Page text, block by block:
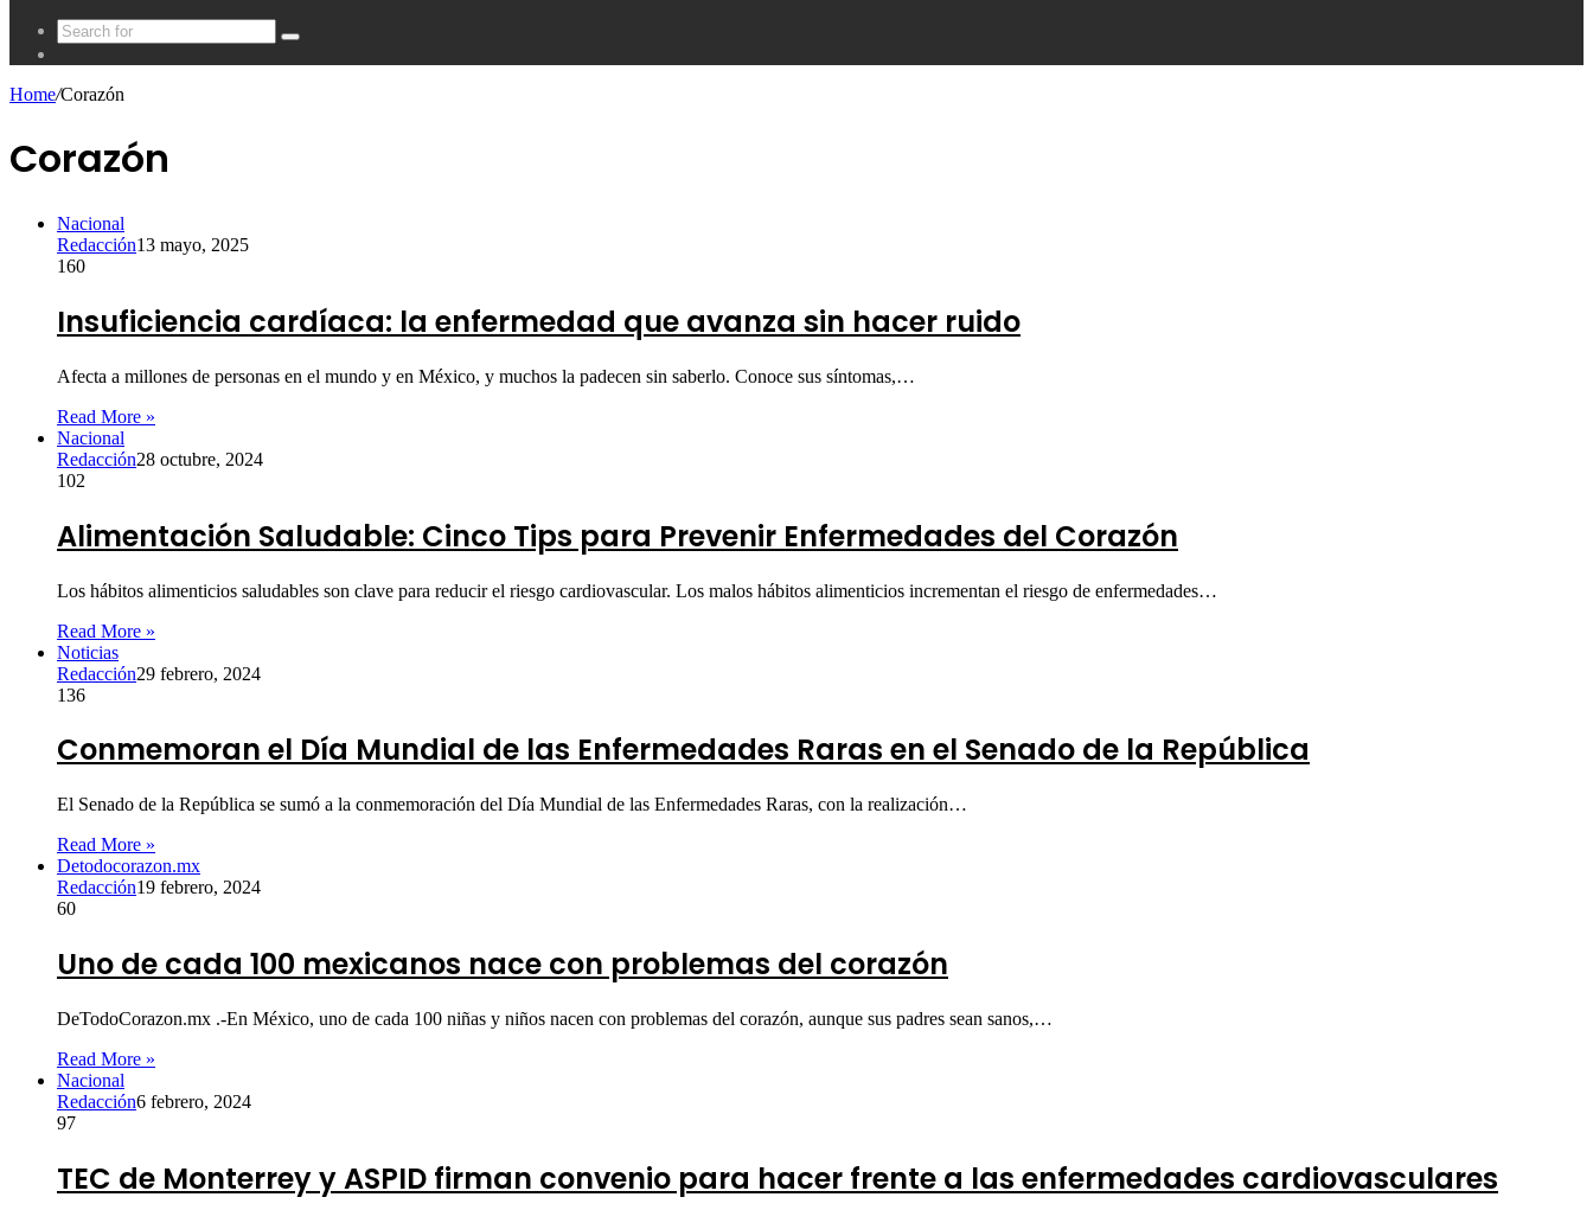
Search
for
Home/Corazón
Corazón
Nacional
Redacción13 mayo, 2025
160
Insuficiencia cardíaca: la enfermedad que avanza sin hacer ruido
Afecta a millones de personas en el mundo y en México, y muchos la padecen sin saberlo. Conoce sus síntomas,…
Read More »
Nacional
Redacción28 octubre, 2024
102
Alimentación Saludable: Cinco Tips para Prevenir Enfermedades del Corazón
Los hábitos alimenticios saludables son clave para reducir el riesgo cardiovascular. Los malos hábitos alimenticios incrementan el riesgo de enfermedades…
Read More »
Noticias
Redacción29 febrero, 2024
136
Conmemoran el Día Mundial de las Enfermedades Raras en el Senado de la República
El Senado de la República se sumó a la conmemoración del Día Mundial de las Enfermedades Raras, con la realización…
Read More »
Detodocorazon.mx
Redacción19 febrero, 2024
60
Uno de cada 100 mexicanos nace con problemas del corazón
DeTodoCorazon.mx .-En México, uno de cada 100 niñas y niños nacen con problemas del corazón, aunque sus padres sean sanos,…
Read More »
Nacional
Redacción6 febrero, 2024
97
TEC de Monterrey y ASPID firman convenio para hacer frente a las enfermedades cardiovasculares